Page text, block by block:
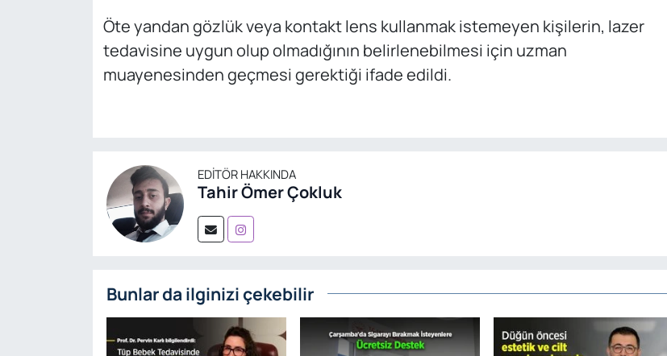
Öte yandan gözlük veya kontakt lens kullanmak istemeyen kişilerin, lazer
tedavisine uygun olup olmadığının belirlenebilmesi için uzman
muayenesinden geçmesi gerektiği ifade edildi.
EDITÖR HAKKINDA
Tahir Ömer Çokluk
Bunlar da ilginizi çekebilir